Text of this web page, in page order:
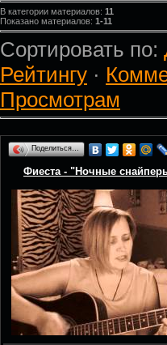
В категории материалов: 11
Показано материалов: 1-11
Сортировать по:
Рейтингу ·
Просмотрам
Поделиться…
Фиеста - "Ночные